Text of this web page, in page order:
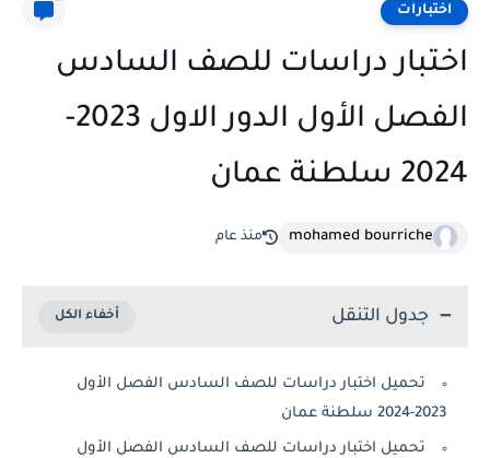
اختبارات
اختبار دراسات للصف السادس
الفصل الأول الدور الاول 2023-
2024 سلطنة عمان
mohamed bourriche منذ عام
جدول التنقل
تحميل اختبار دراسات للصف السادس الفصل الأول
2023-2024 سلطنة عمان
تحميل اختبار دراسات للصف السادس الفصل الأول